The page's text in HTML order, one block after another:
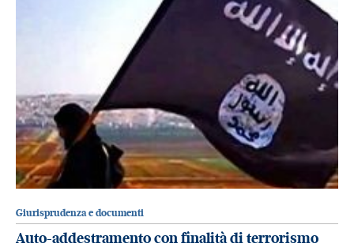
Giurisprudenza e documenti
Auto-addestramento con finalità di terrorismo